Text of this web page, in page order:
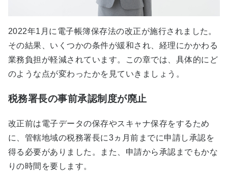
2022年1月に電子帳簿保存法の改正が施行されました。
その結果、いくつかの条件が緩和され、経理にかかわる
業務負担が軽減されています。この章では、具体的にど
のような点が変わったかを見ていきましょう。
税務署長の事前承認制度が廃止
改正前は電子データの保存やスキャナ保存をするため
に、管轄地域の税務署長に3ヵ月前までに申請し承認を
得る必要がありました。また、申請から承認までもかな
りの時間を要します。